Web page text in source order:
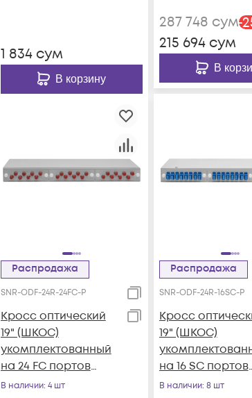
1 834сум
В корзину
287 748 сум-
215 694сум
В
Распродажа
SNR-ODF-24R-24FC-P
Кросс оптический
19" (ШКОС)
укомплектованный
на 24 FC портов
(комплект с
В наличии: 4 шт
Распродажа
SNR-ODF-24R-16SC-P
Кросс
19" (ШКОС)
на 16 SC портов
(комплект с
В наличии: 8 шт